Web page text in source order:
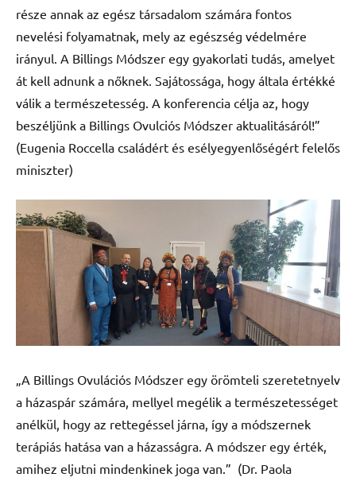
része annak az egész társadalom számára fontos
nevelési folyamatnak, mely az egészség védelmére
irányul. A Billings Módszer egy gyakorlati tudás, amelyet
át kell adnunk a nőknek. Sajátossága, hogy általa értékké
válik a természetesség. A konferencia célja az, hogy
beszéljünk a Billings Ovulciós Módszer aktualitásáról!”
(Eugenia Roccella családért és esélyegyenlőségért felelős
miniszter)
„A Billings Ovulációs Módszer egy örömteli szeretetnyelv
a házaspár számára, mellyel megélik a természetességet
anélkül, hogy az rettegéssel járna, így a módszernek
terápiás hatása van a házasságra. A módszer egy érték,
amihez eljutni mindenkinek joga van.” (Dr. Paola